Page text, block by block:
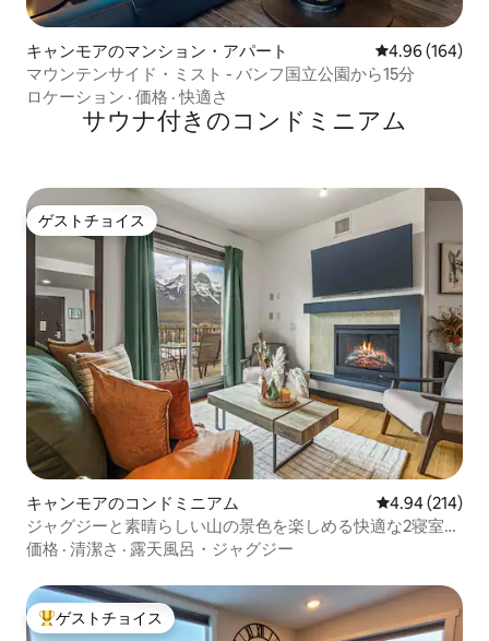
キャンモアのマンション・アパート レビュー164
4.96 (164)
マウンテンサイド・ミスト - バンフ国立公園から15分
ロケーション · 価格 ·快適さ
サウナ付きのコンドミニアム
ゲストチョイス
ゲストチョイス
キャンモアのコンドミニアム レビュー214
4.94 (214)
ジャグジーと素晴らしい山の景色を楽しめる快適な2寝室の
宿泊先
価格 · 清潔さ · 露天風呂・ジャグジー
大好評のゲストチョイスです。
ゲストチョイス